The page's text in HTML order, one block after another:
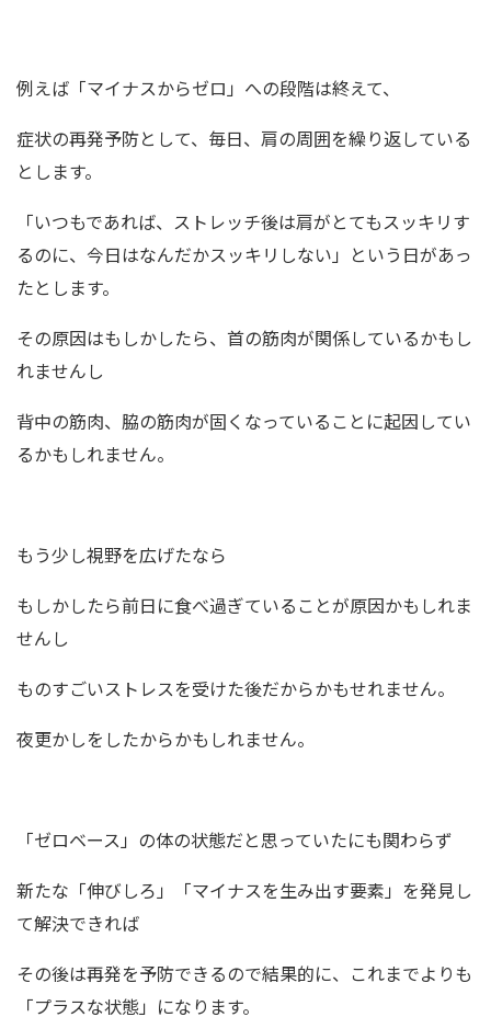
例えば「マイナスからゼロ」への段階は終えて、
症状の再発予防として、毎日、肩の周囲を繰り返している
とします。
「いつもであれば、ストレッチ後は肩がとてもスッキリす
るのに、今日はなんだかスッキリしない」という日があっ
たとします。
その原因はもしかしたら、首の筋肉が関係しているかもし
れませんし
背中の筋肉、脇の筋肉が固くなっていることに起因してい
るかもしれません。
もう少し視野を広げたなら
もしかしたら前日に食べ過ぎていることが原因かもしれま
せんし
ものすごいストレスを受けた後だからかもせれません。
夜更かしをしたからかもしれません。
「ゼロベース」の体の状態だと思っていたにも関わらず
新たな「伸びしろ」「マイナスを生み出す要素」を発見し
て解決できれば
その後は再発を予防できるので結果的に、これまでよりも
「プラスな状態」になります。